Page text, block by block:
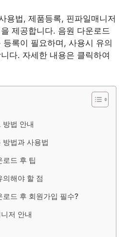
용법, 제품등록, 핀파일매니저
제공합니다. 음원 다운로드
록이 필요하며, 사용시 유의
다. 자세한 내용은 클릭하여
방법 안내
법과 사용법
로드 후 팁
해야 할 점
로드 후 회원가입 필수?
저 안내